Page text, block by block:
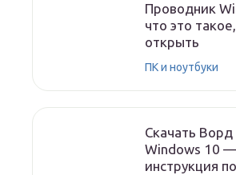
Проводник
что это
открыть
ПК и ноутбуки
Скачать
Windows 10 —
инструкция